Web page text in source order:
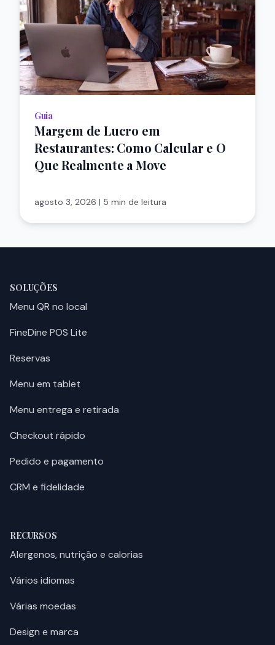
Guia
Margem de Lucro em
Restaurantes: Como Calcular e O
Que Realmente a Move
agosto 3, 2026 | 5 min de leitura
SOLUÇÕES
Menu QR no local
FineDine POS Lite
Reservas
Menu em tablet
Menu entrega e retirada
Checkout rápido
Pedido e pagamento
CRM e fidelidade
RECURSOS
Alergenos, nutrição e calorias
Vários idiomas
Várias moedas
Design e marca